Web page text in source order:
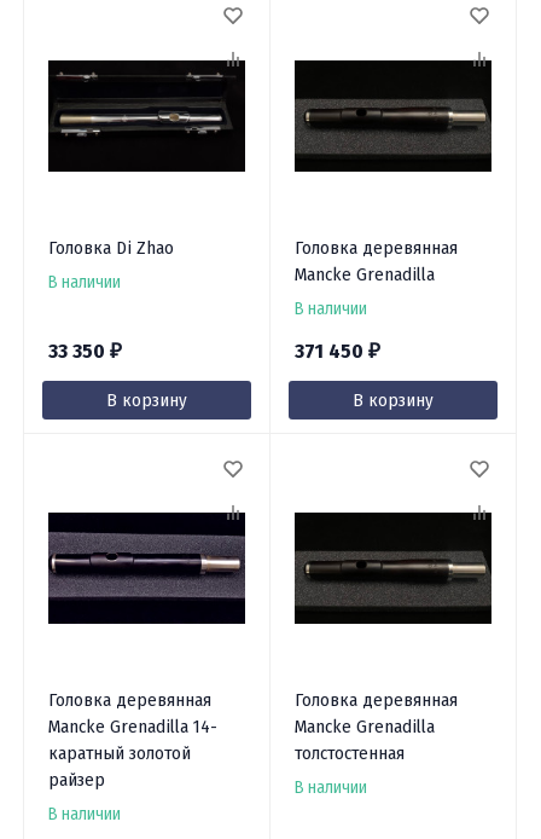
Головка Di Zhao
В наличии
33 350 ₽
В корзину
Головка деревянная
Mancke Grenadilla
В наличии
371 450 ₽
В корзину
Головка деревянная
Mancke Grenadilla 14-
каратный золотой
райзер
В наличии
Головка деревянная
Mancke Grenadilla
толстостенная
В наличии